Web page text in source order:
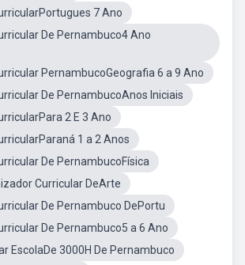
7 Ano
De Pernambuco4 Ano
PernambucoGeografia 6 a 9 Ano
De PernambucoAnos Iniciais
2 E 3 Ano
1 a 2 Anos
De PernambucoFísica
Curricular DeArte
De Pernambuco DePortu
De Pernambuco5 a 6 Ano
EscolaDe 3000H De Pernambuco